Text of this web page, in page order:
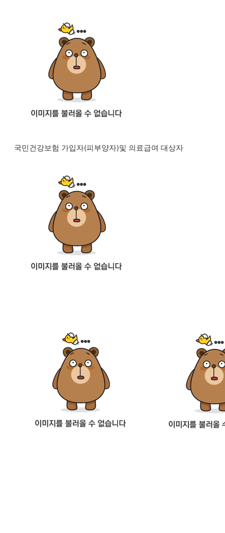
국민건강보험 가입자(피부양자)및 의료급여 대상자